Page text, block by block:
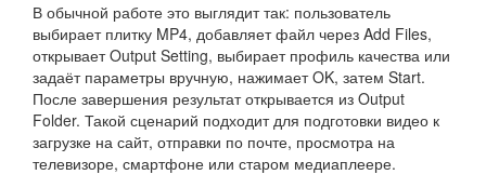
В обычной работе это выглядит так: пользователь
выбирает плитку MP4, добавляет файл через Add Files,
открывает Output Setting, выбирает профиль качества или
задаёт параметры вручную, нажимает OK, затем Start.
После завершения результат открывается из Output
Folder. Такой сценарий подходит для подготовки видео к
загрузке на сайт, отправки по почте, просмотра на
телевизоре, смартфоне или старом медиаплеере.